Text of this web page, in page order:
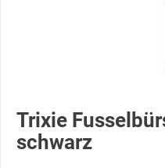
Trixie
schwarz